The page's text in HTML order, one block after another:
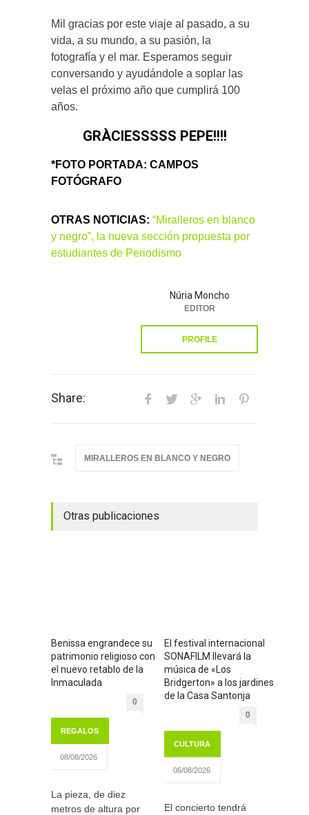
Mil gracias por este viaje al pasado, a su
vida, a su mundo, a su pasión, la
fotografía y el mar. Esperamos seguir
conversando y ayudándole a soplar las
velas el próximo año que cumplirá 100
años.
GRÀCIESSSSS PEPE!!!!
*FOTO PORTADA: CAMPOS
FOTÓGRAFO
OTRAS NOTICIAS: “Miralleros en blanco
y negro”, la nueva sección propuesta por
estudiantes de Periodismo
Núria Moncho
EDITOR
PROFILE
Share:
MIRALLEROS EN BLANCO Y NEGRO
Otras publicaciones
Benissa engrandece su
patrimonio religioso con
el nuevo retablo de la
Inmaculada
0
REGALOS
08/08/2026
La pieza, de diez
metros de altura por
El festival internacional
SONAFILM llevará la
música de «Los
Bridgerton» a los jardines
de la Casa Santonja
0
CULTURA
06/08/2026
El concierto tendrá